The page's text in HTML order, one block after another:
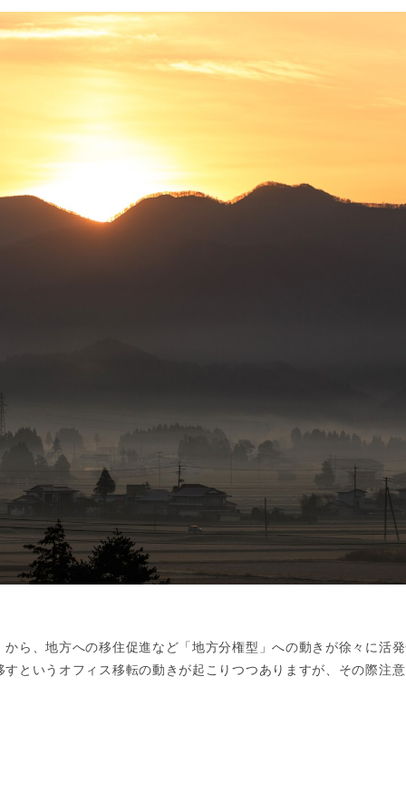
ら、地方への移住促進など「地方分権型」への動きが徐々に活
というオフィス移転の動きが起こりつつありますが、その際注